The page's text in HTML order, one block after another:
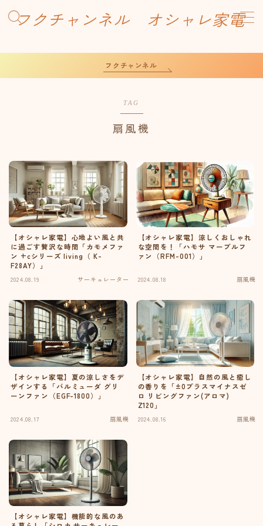
フクチャンネル オシャレ家電
Sample Page
デモプリセット記事 Part01
プライバシーポリシー・免責事項
利用規約／特定商取引法に基づく表記
フクチャンネル
TAG
扇風機
【オシャレ家電】心地よい風と共
に過ごす贅沢な時間「カモメファ
ン +cシリーズ living（ K-
F28AY）」
2024.08.19 サーキュレーター
【オシャレ家電】涼しくおしゃれ
な空間を！「ハモサ マーブルフ
ァン（RFM-001）」
2024.08.18 扇風機
【オシャレ家電】夏の涼しさをデ
ザインする「バルミューダ グリ
ーンファン（EGF-1800）」
2024.08.17 扇風機
【オシャレ家電】自然の風と癒し
の香りを「±0プラスマイナスゼ
ロ リビングファン(アロマ)
Z120」
2024.08.16 扇風機
【オシャレ家電】機能的な風のあ